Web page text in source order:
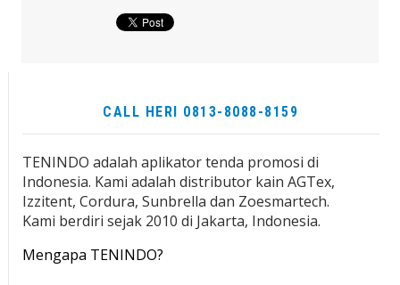
CALL HERI 0813-8088-8159
TENINDO adalah aplikator tenda promosi di
Indonesia. Kami adalah distributor kain AGTex,
Izzitent, Cordura, Sunbrella dan Zoesmartech.
Kami berdiri sejak 2010 di Jakarta, Indonesia.
Mengapa TENINDO?